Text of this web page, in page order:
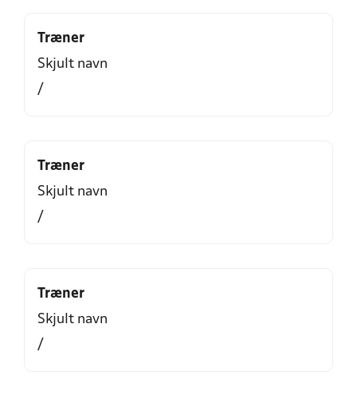
Træner
Skjult navn
/
Træner
Skjult navn
/
Træner
Skjult navn
/